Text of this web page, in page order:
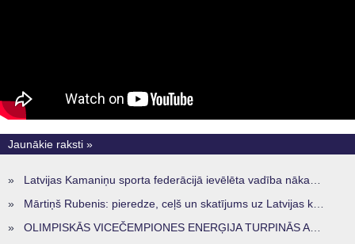
Jaunākie raksti »
» Latvijas Kamaniņu sporta federācijā ievēlēta vadība nākamajam četru gadu termiņam
» Mārtiņš Rubenis: pieredze, ceļš un skatījums uz Latvijas kamaniņu sportu
» OLIMPISKĀS VICEČEMPIONES ENERĢIJA TURPINĀS ARĪ STARPSEZONĀ